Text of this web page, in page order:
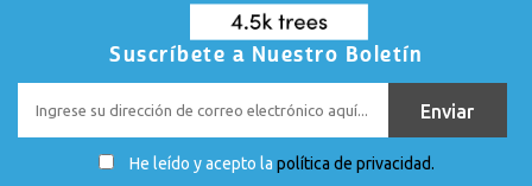
Suscríbete a Nuestro Boletín
He leído y acepto la política de privacidad.